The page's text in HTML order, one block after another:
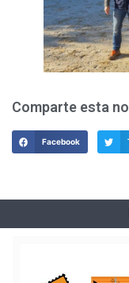
Comparte esta
Facebook